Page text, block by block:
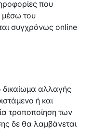
που
μέσω του
συγχρόνως online
δικαίωμα αλλαγής
ή και
τροποποίηση των
δε θα λαμβάνεται